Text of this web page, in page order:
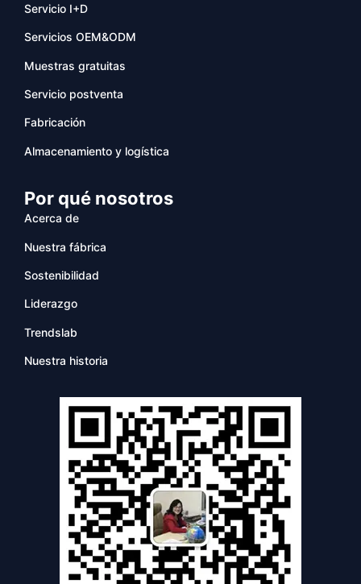
Servicio I+D
Servicios OEM&ODM
Muestras gratuitas
Servicio postventa
Fabricación
Almacenamiento y logística
Por qué nosotros
Acerca de
Nuestra fábrica
Sostenibilidad
Liderazgo
Trendslab
Nuestra historia